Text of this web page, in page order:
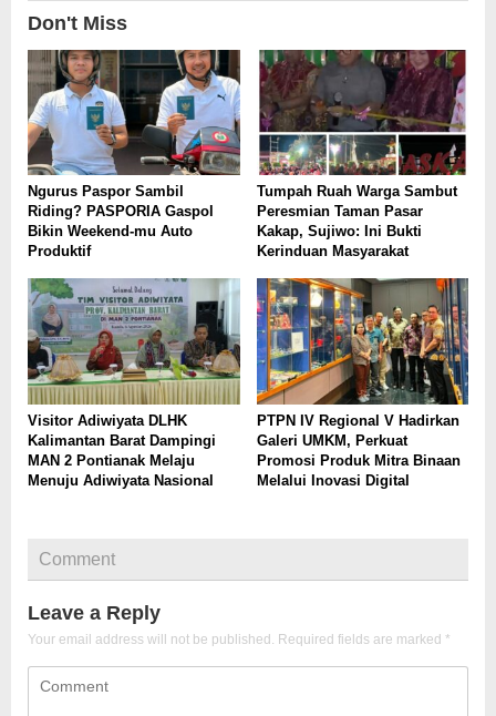
Don't Miss
Ngurus Paspor Sambil
Riding? PASPORIA Gaspol
Bikin Weekend-mu Auto
Produktif
Tumpah Ruah Warga Sambut
Peresmian Taman Pasar
Kakap, Sujiwo: Ini Bukti
Kerinduan Masyarakat
Visitor Adiwiyata DLHK
Kalimantan Barat Dampingi
MAN 2 Pontianak Melaju
Menuju Adiwiyata Nasional
PTPN IV Regional V Hadirkan
Galeri UMKM, Perkuat
Promosi Produk Mitra Binaan
Melalui Inovasi Digital
Comment
Leave a Reply
Your email address will not be published. Required fields are marked *